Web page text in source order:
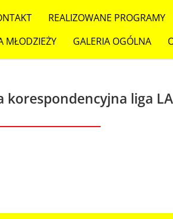
REALIZOWANE PROGRAMY
MŁODZIEŻY GALERIA OGÓLNA
korespondencyjna liga